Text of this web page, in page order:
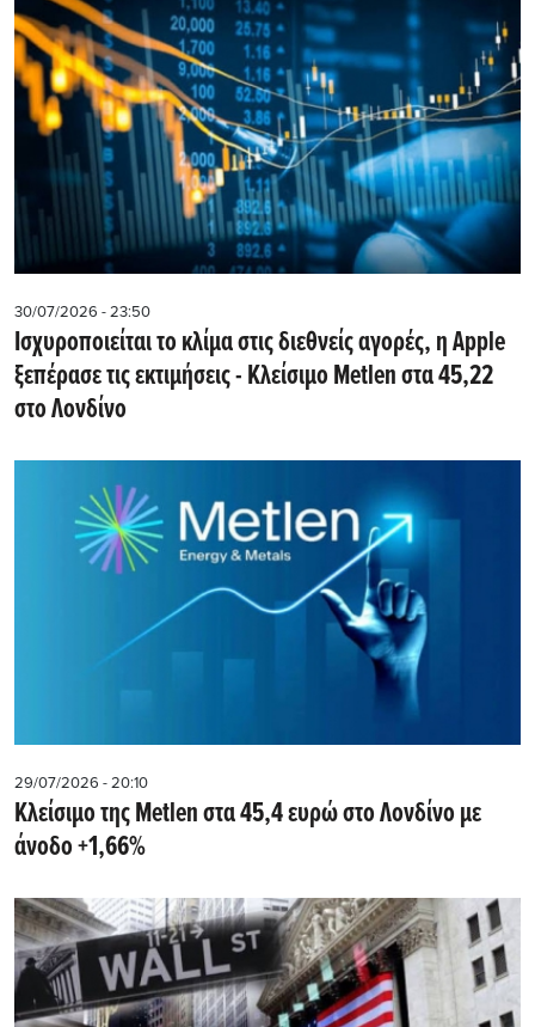
30/07/2026 - 23:50
Iσχυροποιείται το κλίμα στις διεθνείς αγορές, η Apple
ξεπέρασε τις εκτιμήσεις - Kλείσιμο Metlen στα 45,22
στο Λονδίνο
29/07/2026 - 20:10
Kλείσιμο της Metlen στα 45,4 ευρώ στο Λονδίνο με
άνοδο +1,66%